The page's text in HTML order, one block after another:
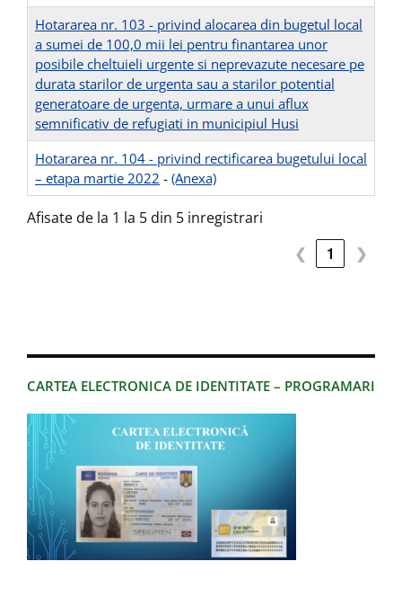
CARTEA ELECTRONICA DE IDENTITATE – PROGRAMARI
Hotararea nr. 103 - privind alocarea din bugetul local
a sumei de 100,0 mii lei pentru finantarea unor
posibile cheltuieli urgente si neprevazute necesare pe
durata starilor de urgenta sau a starilor potential
generatoare de urgenta, urmare a unui aflux
semnificativ de refugiati in municipiul Husi
Hotararea nr. 104 - privind rectificarea bugetului local
– etapa martie 2022 - (Anexa)
Afisate de la 1 la 5 din 5 inregistrari
❮ 1 ❯